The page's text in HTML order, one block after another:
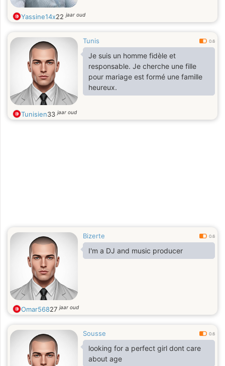
Yassine14x22jaar oud
Tunis 0.6
Je suis un homme fidèle et
responsable. Je cherche une fille
pour mariage est formé une famille
heureux.
Tunisien33jaar oud
Bizerte 0.6
I'm a DJ and music producer
Omar56827jaar oud
Sousse 0.6
looking for a perfect girl dont care
about age